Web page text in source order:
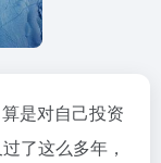
是对自己投资
了这么多年，